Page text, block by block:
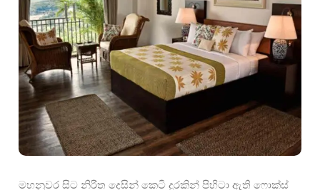
මහනුවර සිට නිරිත දෙසින් කෙටි දුරකින් පිහිටා ඇති ෆොක්ස්